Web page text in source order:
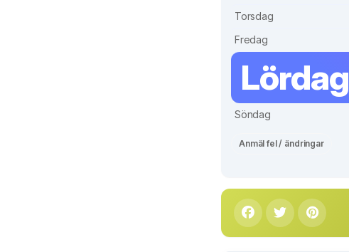
Torsdag
Fredag
Lördag
Söndag
Anmäl fel / ändringar